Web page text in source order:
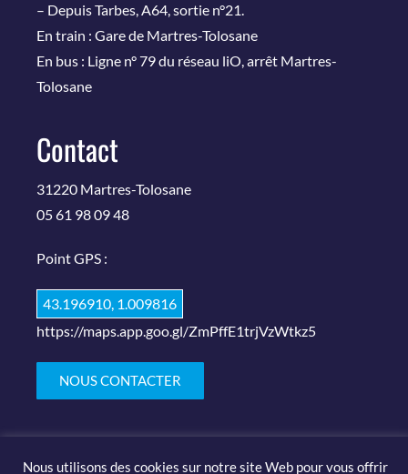
– Depuis Tarbes, A64, sortie n°21.
En train : Gare de Martres-Tolosane
En bus : Ligne n° 79 du réseau liO, arrêt Martres-
Tolosane
Contact
31220 Martres-Tolosane
05 61 98 09 48
Point GPS :
43.196910, 1.009816
https://maps.app.goo.gl/ZmPffE1trjVzWtkz5
NOUS CONTACTER
Nous utilisons des cookies sur notre site Web pour vous offrir